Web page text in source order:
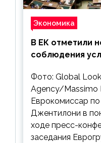
Экономика
В ЕК отметили
соблюдения
Фото: Global
Agency/Massimo
Еврокомиссар
Джентилони в
ходе пресс-
заседания